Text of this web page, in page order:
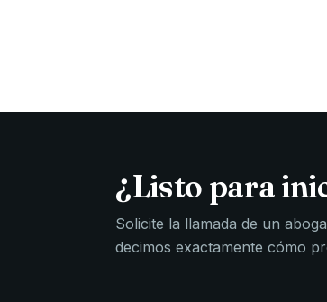
¿Listo para
Solicite la llamada de un
decimos exactamente cómo